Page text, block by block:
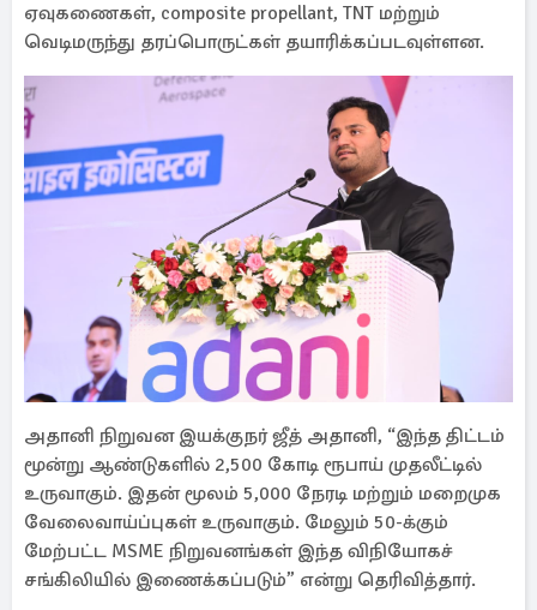
ஏவுகணைகள், composite propellant, TNT மற்றும்
வெடிமருந்து தரப்பொருட்கள் தயாரிக்கப்படவுள்ளன.
அதானி நிறுவன இயக்குநர் ஜீத் அதானி, “இந்த திட்டம்
மூன்று ஆண்டுகளில் 2,500 கோடி ரூபாய் முதலீட்டில்
உருவாகும். இதன் மூலம் 5,000 நேரடி மற்றும் மறைமுக
வேலைவாய்ப்புகள் உருவாகும். மேலும் 50-க்கும்
மேற்பட்ட MSME நிறுவனங்கள் இந்த விநியோகச்
சங்கிலியில் இணைக்கப்படும்” என்று தெரிவித்தார்.